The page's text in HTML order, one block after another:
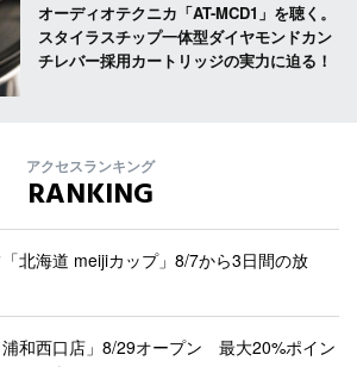
オーディオテクニカ「AT-MCD1」を聴く。
スタイラスチップ一体型ダイヤモンドカン
チレバー採用カートリッジの実力に迫る！
アクセスランキング
RANKING
北海道 meijiカップ」8/7から3日間の放
浦和西口店」8/29オープン 最大20%ポイン